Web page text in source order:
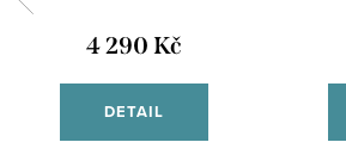
4 290 Kč
DETAIL